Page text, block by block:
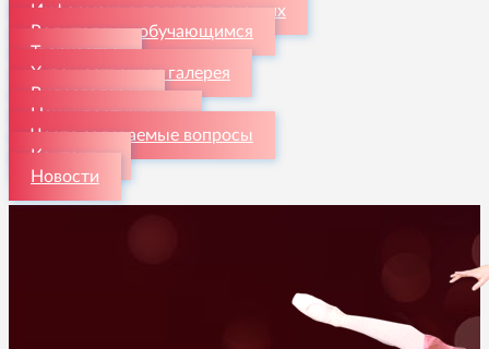
Информация для поступающих
Родителям и обучающимся
Творчество
Художественная галерея
Видеогалерея
Наши достижения
Часто задаваемые вопросы
Контакты
Новости